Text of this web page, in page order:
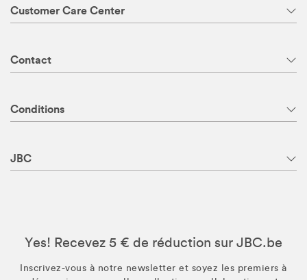
Customer Care Center
Contact
Conditions
JBC
Yes! Recevez 5 € de réduction sur JBC.be
Inscrivez-vous à notre newsletter et soyez les premiers à